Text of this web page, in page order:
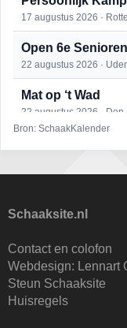
17 augustus 2026 ·
Open 6e
22 augustus 2026 ·
Mat op ‘t Wad
22 augustus 2026 · Den
23 augustus 2026 ·
25 augustus 2026 ·
28 augustus 2026 · Assen
Bron: SchaakKalender
Schaaksite.nl
Contact en colofon
Webdesign: Lennart
Steun Schaaksite
Huisregels